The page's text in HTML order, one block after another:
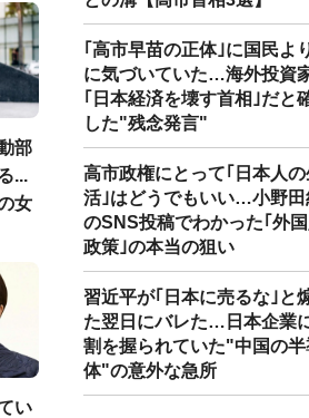
部
...
女
い
｢高市早苗の正体｣に国民よ
に気づいていた…海外投資
｢日本経済を壊す首相｣だと
した"残念発言"
高市政権にとって｢日本人の
活｣はどうでもいい…小野田
のSNS投稿でわかった｢外国
政策｣の本当の狙い
習近平が｢日本に売るな｣と
た翌日にバレた…日本企業
割を握られていた"中国の半
体"の意外な急所